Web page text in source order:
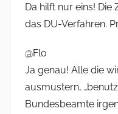
Da hilft nur eins!
das DU-Verfahren.
@Flo
Ja genau! Alle die
ausmustern,
Bundesbeamte